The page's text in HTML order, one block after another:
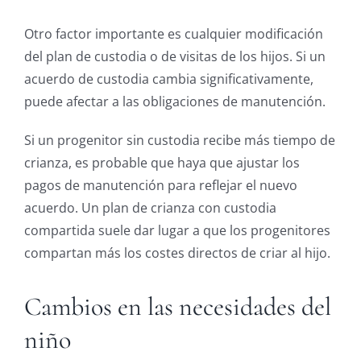
Otro factor importante es cualquier modificación
del plan de custodia o de visitas de los hijos. Si un
acuerdo de custodia cambia significativamente,
puede afectar a las obligaciones de manutención.
Si un progenitor sin custodia recibe más tiempo de
crianza, es probable que haya que ajustar los
pagos de manutención para reflejar el nuevo
acuerdo. Un plan de crianza con custodia
compartida suele dar lugar a que los progenitores
compartan más los costes directos de criar al hijo.
Cambios en las necesidades del
niño